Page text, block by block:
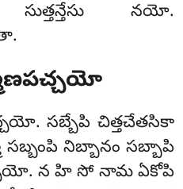
నయో.
సబ్బేపి చిత్తచేతసికా
నిబ్బానం సబ్బాపి
న హి సో నామ ఏకోపి